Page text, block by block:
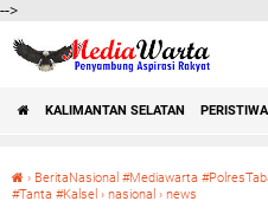
-->
KALIMANTAN SELATAN PERISTIWA
› BeritaNasional #Mediawarta
#Tanta #Kalsel › nasional › news